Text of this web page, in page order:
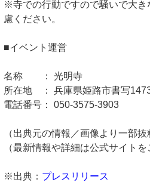
※寺での行動ですので騒いで大き
慮ください。
■イベント運営
名称 ： 光明寺
所在地 ： 兵庫県姫路市書写
電話番号： 050-3575-3903
（出典元の情報／画像より一部抜
（最新情報や詳細は公式サイトを
※出典： プレスリリース